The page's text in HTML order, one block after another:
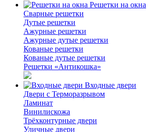
Решетки на окна
Сварные решетки
Дутые решетки
Ажурные решетки
Ажурные дутые решетки
Кованые решетки
Кованые дутые решетки
Решетки «Антикошка»
Входные двери
Двери с Терморазрывом
Ламинат
Винилискожа
Трёхконтурные двери
Уличные двери